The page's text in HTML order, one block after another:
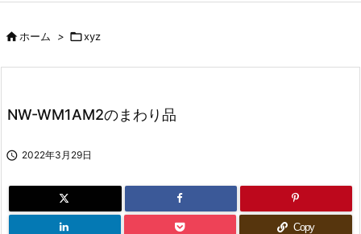
ホーム > xyz
NW-WM1AM2のまわり品
 2022年3月29日
Copy